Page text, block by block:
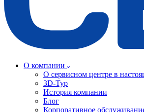
О компании
О сервисном центре в
3D-Тур
История компании
Блог
Корпоративное